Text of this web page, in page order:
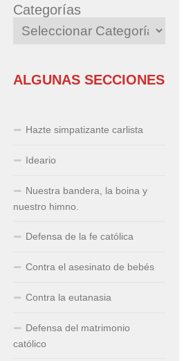
Categorías
ALGUNAS SECCIONES
Hazte simpatizante carlista
Ideario
Nuestra bandera, la boina y
nuestro himno.
Defensa de la fe católica
Contra el asesinato de bebés
Contra la eutanasia
Defensa del matrimonio
católico